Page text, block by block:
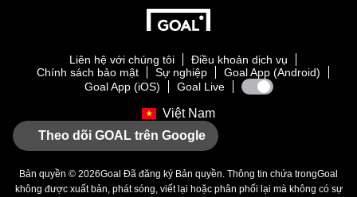
Liên hệ với chúng tôi
Điều khoản dịch vụ
Chính sách bảo mật
Sự nghiệp
Goal App (Android)
Goal App (iOS)
Goal Live
Việt Nam
Theo dõi GOAL trên Google
Bản quyền © 2026Goal Đã đăng ký Bản quyền. Thông tin chứa trongGoal
không được xuất bản, phát sóng, viết lại hoặc phân phối lại mà không có sự